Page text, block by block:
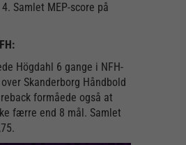
Samlet MEP-score på
Högdahl 6 gange i NFH-
Skanderborg Håndbold
formåede også at
færre end 8 mål. Samlet